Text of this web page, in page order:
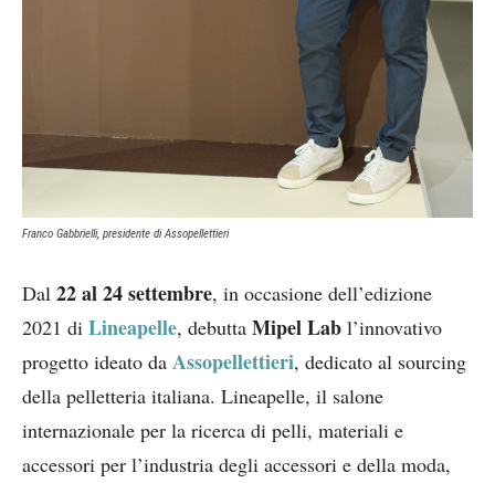
Franco Gabbrielli, presidente di Assopellettieri
Dal 22 al 24 settembre, in occasione dell’edizione
2021 di Lineapelle, debutta Mipel Lab l’innovativo
progetto ideato da Assopellettieri, dedicato al sourcing
della pelletteria italiana. Lineapelle, il salone
internazionale per la ricerca di pelli, materiali e
accessori per l’industria degli accessori e della moda,